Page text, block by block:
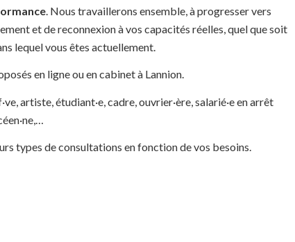
. Nous travaillerons ensemble, à progresser vers
et de reconnexion à vos capacités réelles, quel que soit
lequel vous êtes actuellement.
en ligne ou en cabinet à Lannion.
artiste, étudiant·e, cadre, ouvrier·ère, salarié·e en arrêt
types de consultations en fonction de vos besoins.